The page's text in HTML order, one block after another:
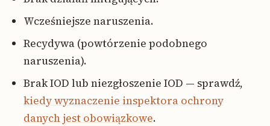
Wcześniejsze naruszenia.
Recydywa (powtórzenie podobnego
naruszenia).
Brak IOD lub niezgłoszenie IOD — sprawdź,
kiedy wyznaczenie inspektora ochrony
danych jest obowiązkowe.